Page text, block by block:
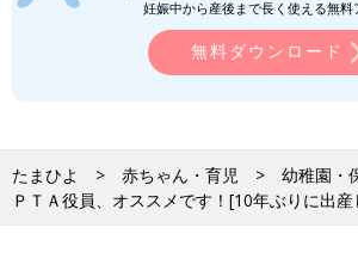
スイミングを始めて
１年経ちました[10年
ぶりに出産しました
一覧
妊娠中から産後まで長く使える無料
無料ダウンロード
たまひよ 赤ちゃん・育児 幼稚園・
ＰＴＡ役員、オススメです！[10年ぶりに出